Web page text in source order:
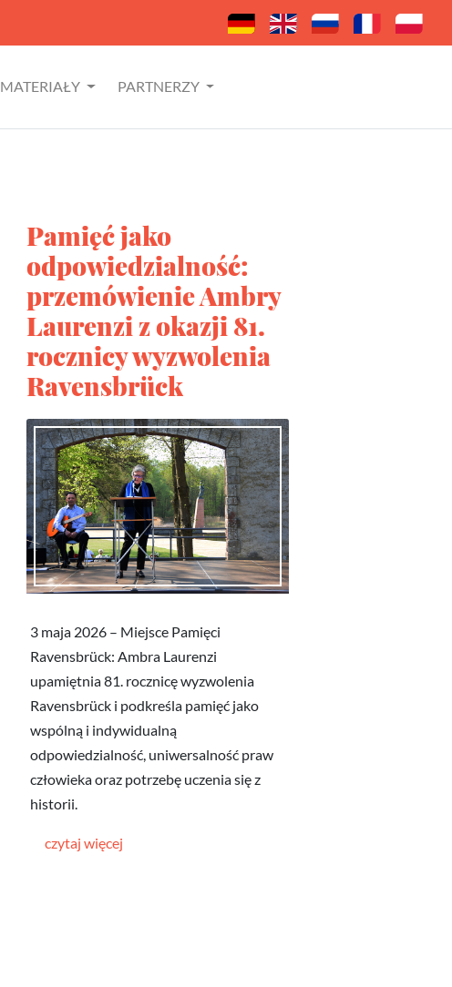
MATERIAŁY PARTNERZY
Pamięć jako
odpowiedzialność:
przemówienie Ambry
Laurenzi z okazji 81.
rocznicy wyzwolenia
Ravensbrück
3 maja 2026 – Miejsce Pamięci
Ravensbrück: Ambra Laurenzi
upamiętnia 81. rocznicę wyzwolenia
Ravensbrück i podkreśla pamięć jako
wspólną i indywidualną
odpowiedzialność, uniwersalność praw
człowieka oraz potrzebę uczenia się z
historii.
czytaj więcej